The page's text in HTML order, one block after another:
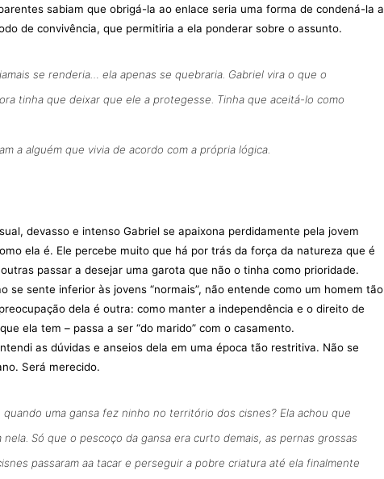
sabiam que obrigá-la ao enlace seria uma forma de condená-la a
de convivência, que permitiria a ela ponderar sobre o assunto.
se renderia… ela apenas se quebraria. Gabriel vira o que o
tinha que deixar que ele a protegesse. Tinha que aceitá-lo como
a alguém que vivia de acordo com a própria lógica.
devasso e intenso Gabriel se apaixona perdidamente pela jovem
ela é. Ele percebe muito que há por trás da força da natureza que é
passar a desejar uma garota que não o tinha como prioridade.
se sente inferior às jovens “normais”, não entende como um homem tão
dela é outra: como manter a independência e o direito de
ela tem – passa a ser “do marido” com o casamento.
as dúvidas e anseios dela em uma época tão restritiva. Não se
Será merecido.
uma gansa fez ninho no território dos cisnes? Ela achou que
Só que o pescoço da gansa era curto demais, as pernas grossas
passaram aa tacar e perseguir a pobre criatura até ela finalmente